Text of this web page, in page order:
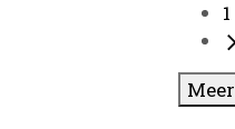
1
Meer